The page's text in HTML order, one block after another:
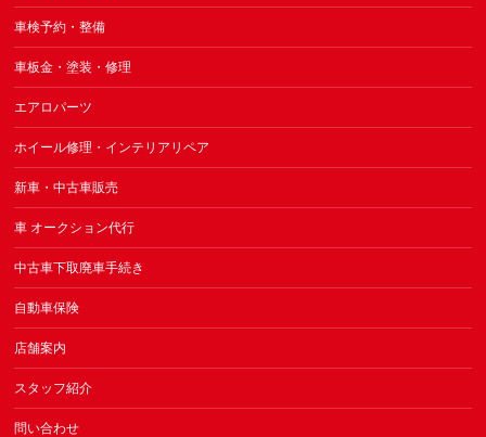
車検予約・整備
車板金・塗装・修理
エアロパーツ
ホイール修理・インテリアリペア
新車・中古車販売
車 オークション代行
中古車下取廃車手続き
自動車保険
店舗案内
スタッフ紹介
問い合わせ